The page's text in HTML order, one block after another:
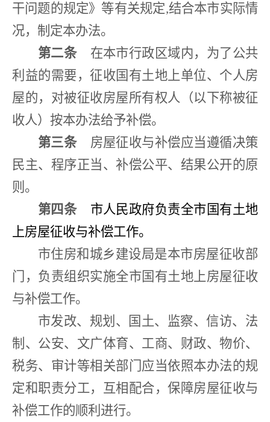
干问题的规定》等有关规定,结合本市实际情
况，制定本办法。
第二条
在本市行政区域内，为了公共
利益的需要，征收国有土地上单位、个人房
屋的，对被征收房屋所有权人（以下称被征
收人）按本办法给予补偿。
第三条
房屋征收与补偿应当遵循决策
民主、程序正当、补偿公平、结果公开的原
则。
第四条
市人民政府负责全市国有土地
上房屋征收与补偿工作。
市住房和城乡建设局是本市房屋征收部
门，负责组织实施全市国有土地上房屋征收
与补偿工作。
市发改、规划、国土、监察、信访、法
制、公安、文广体育、工商、财政、物价、
税务、审计等相关部门应当依照本办法的规
定和职责分工，互相配合，保障房屋征收与
补偿工作的顺利进行。